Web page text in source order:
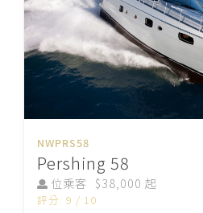
NWPRS58
Pershing 58
位乘客 $38,000 起
評分: 9 / 10